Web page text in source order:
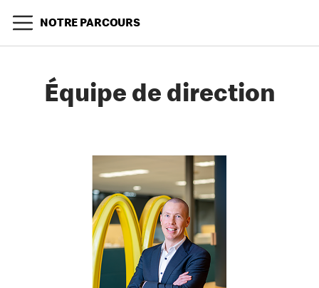
NOTRE PARCOURS
Équipe de direction